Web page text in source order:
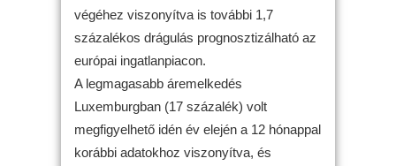
végéhez viszonyítva is további 1,7
százalékos drágulás prognosztizálható az
európai ingatlanpiacon.
A legmagasabb áremelkedés
Luxemburgban (17 százalék) volt
megfigyelhető idén év elején a 12 hónappal
korábbi adatokhoz viszonyítva, és